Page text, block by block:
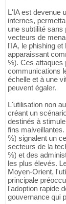
L'IA est devenue
internes,
une subtilité
vecteurs de
l'IA, le phishing
apparaissant
%). Ces attaques
communications
échelle et à une
peuvent égaler.
L'utilisation non
créant un
destinés à
fins
%) signalent un
secteurs de la
%) et des
les plus élevés.
Moyen-Orient,
principale
l'adoption rapide
gouvernance qui